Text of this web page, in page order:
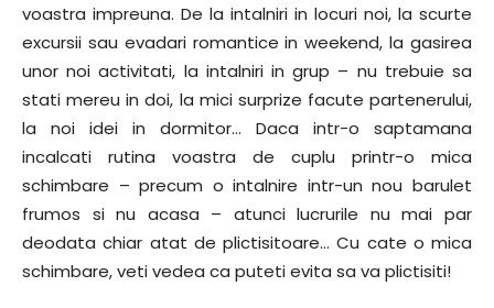
voastra impreuna. De la intalniri in locuri noi, la scurte
excursii sau evadari romantice in weekend, la gasirea
unor noi activitati, la intalniri in grup – nu trebuie sa
stati mereu in doi, la mici surprize facute partenerului,
la noi idei in dormitor… Daca intr-o saptamana
incalcati rutina voastra de cuplu printr-o mica
schimbare – precum o intalnire intr-un nou barulet
frumos si nu acasa – atunci lucrurile nu mai par
deodata chiar atat de plictisitoare… Cu cate o mica
schimbare, veti vedea ca puteti evita sa va plictisiti!